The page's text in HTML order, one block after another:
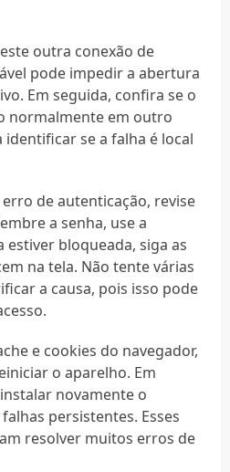
outra conexão de
pode impedir a abertura
Em seguida, confira se o
normalmente em outro
se a falha é local
de autenticação, revise
a senha, use a
estiver bloqueada, siga as
na tela. Não tente várias
a causa, pois isso pode
e cookies do navegador,
o aparelho. Em
novamente o
persistentes. Esses
resolver muitos erros de